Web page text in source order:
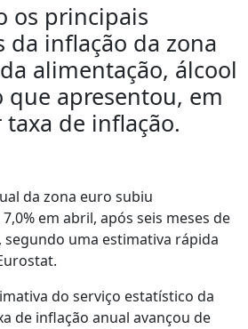
os principais
da inflação da zona
alimentação, álcool
que apresentou, em
de inflação.
da zona euro subiu
em abril, após seis meses de
segundo uma estimativa rápida
do serviço estatístico da
de inflação anual avançou de